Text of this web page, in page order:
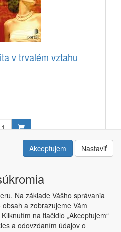
v trvalém vztahu
EUR
|Kontakt| Obchodné podmienky
Akceptujem Nastaviť
Na základe Vášho správania
a zobrazujeme Vám
na tlačidlo „Akceptujem“
a odovzdaním údajov o